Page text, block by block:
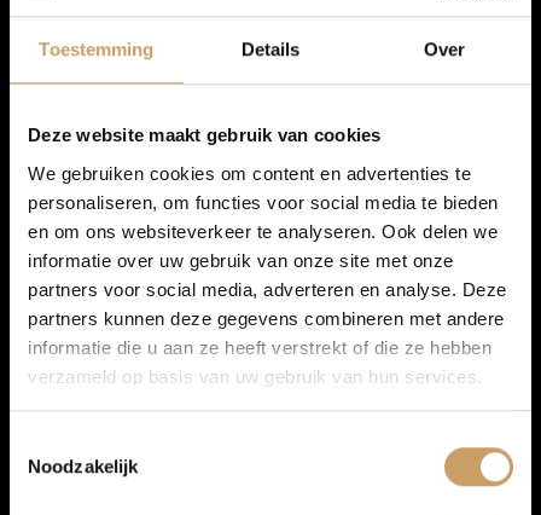
Toestemming Details Over
Deze website maakt gebruik van cookies
We gebruiken cookies om content en advertenties te
personaliseren, om functies voor social media te bieden
en om ons websiteverkeer te analyseren. Ook delen we
informatie over uw gebruik van onze site met onze
partners voor social media, adverteren en analyse. Deze
partners kunnen deze gegevens combineren met andere
informatie die u aan ze heeft verstrekt of die ze hebben
verzameld op basis van uw gebruik van hun services.
Noodzakelijk
Infotainment
Navigatiesysteem full map
Autolease
Financiering
Autoverzekeringen
Verkoop
Auto onderhoud
Over Autobedrijf De Baaij